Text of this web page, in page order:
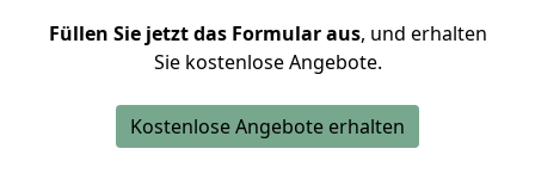
Füllen Sie jetzt das Formular aus, und erhalten
Sie kostenlose Angebote.
Kostenlose Angebote erhalten